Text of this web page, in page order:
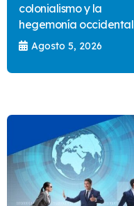
colonialismo y la
hegemonía occidental
Agosto 5, 2026